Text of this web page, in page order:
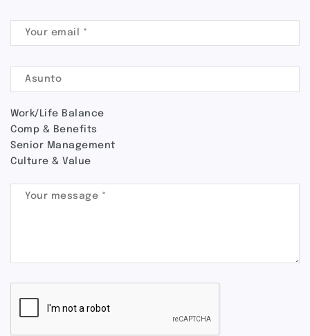
Work/Life Balance
Comp & Benefits
Senior Management
Culture & Value